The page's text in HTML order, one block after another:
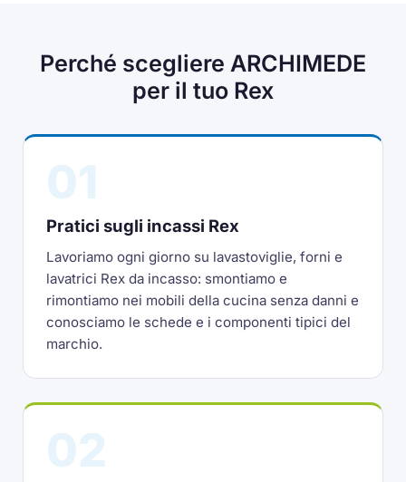
Perché scegliere ARCHIMEDE
per il tuo Rex
Pratici sugli incassi Rex
Lavoriamo ogni giorno su lavastoviglie, forni e
lavatrici Rex da incasso: smontiamo e
rimontiamo nei mobili della cucina senza danni e
conosciamo le schede e i componenti tipici del
marchio.